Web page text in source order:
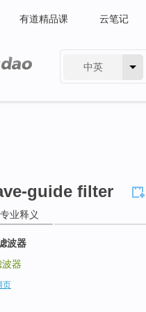
有道精品课 云笔记
中英
guide filter
专业释义
波器
器
页